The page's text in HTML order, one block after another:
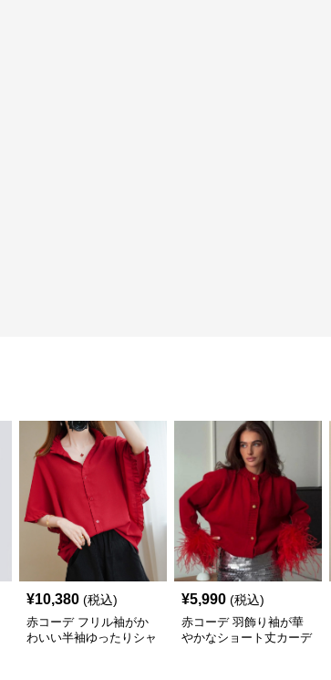
¥10,380 (税込)
赤コーデ フリル袖がか
わいい半袖ゆったりシャ
¥5,990 (税込)
赤コーデ 羽飾り袖が華
やかなショート丈カーデ